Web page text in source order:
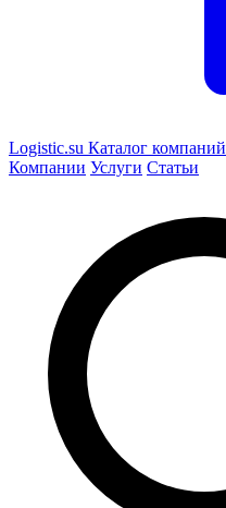
Logistic.su Каталог компаний
Компании Услуги Статьи